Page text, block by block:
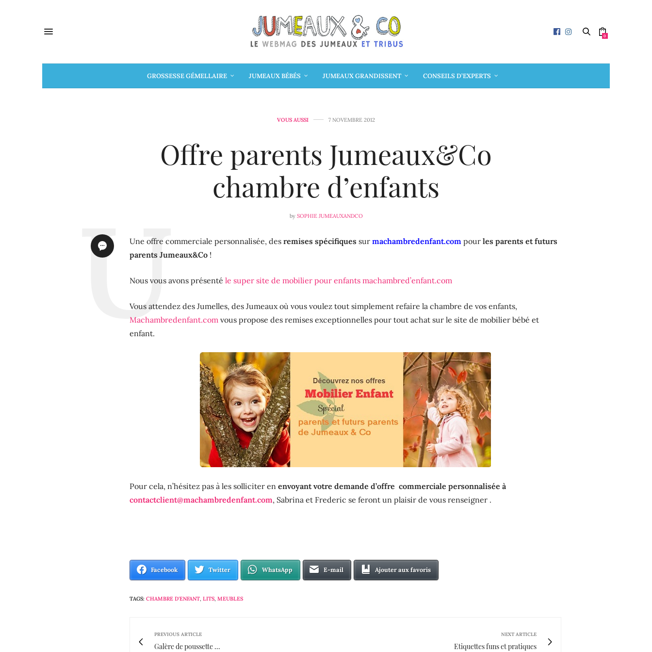
0
GROSSESSE GÉMELLAIRE JUMEAUX BÉBÉS JUMEAUX GRANDISSENT CONSEILS D’EXPERTS
VOUS AUSSI 7 NOVEMBRE 2012
Offre parents Jumeaux&Co
chambre d’enfants
by SOPHIE JUMEAUXANDCO
Une offre commerciale personnalisée, des remises spécifiques sur machambredenfant.com pour les parents et futurs
parents Jumeaux&Co !
Nous vous avons présenté le super site de mobilier pour enfants machambred’enfant.com
Vous attendez des Jumelles, des Jumeaux où vous voulez tout simplement refaire la chambre de vos enfants,
Machambredenfant.com vous propose des remises exceptionnelles pour tout achat sur le site de mobilier bébé et
enfant.
Pour cela, n’hésitez pas à les solliciter en envoyant votre demande d’offre commerciale personnalisée à
contactclient@machambredenfant.com, Sabrina et Frederic se feront un plaisir de vous renseigner .
Facebook Twitter WhatsApp E-mail Ajouter aux favoris
TAGS: CHAMBRE D'ENFANT, LITS, MEUBLES
PREVIOUS ARTICLE
Galère de poussette ...
NEXT ARTICLE
Etiquettes funs et pratiques